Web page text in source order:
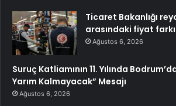
Ticaret Bakanlığı
arasındaki fiyat
Ağustos 6, 2026
Suruç Katliamının 11. Yılında
Yarım Kalmayacak” Mesajı
Ağustos 6, 2026